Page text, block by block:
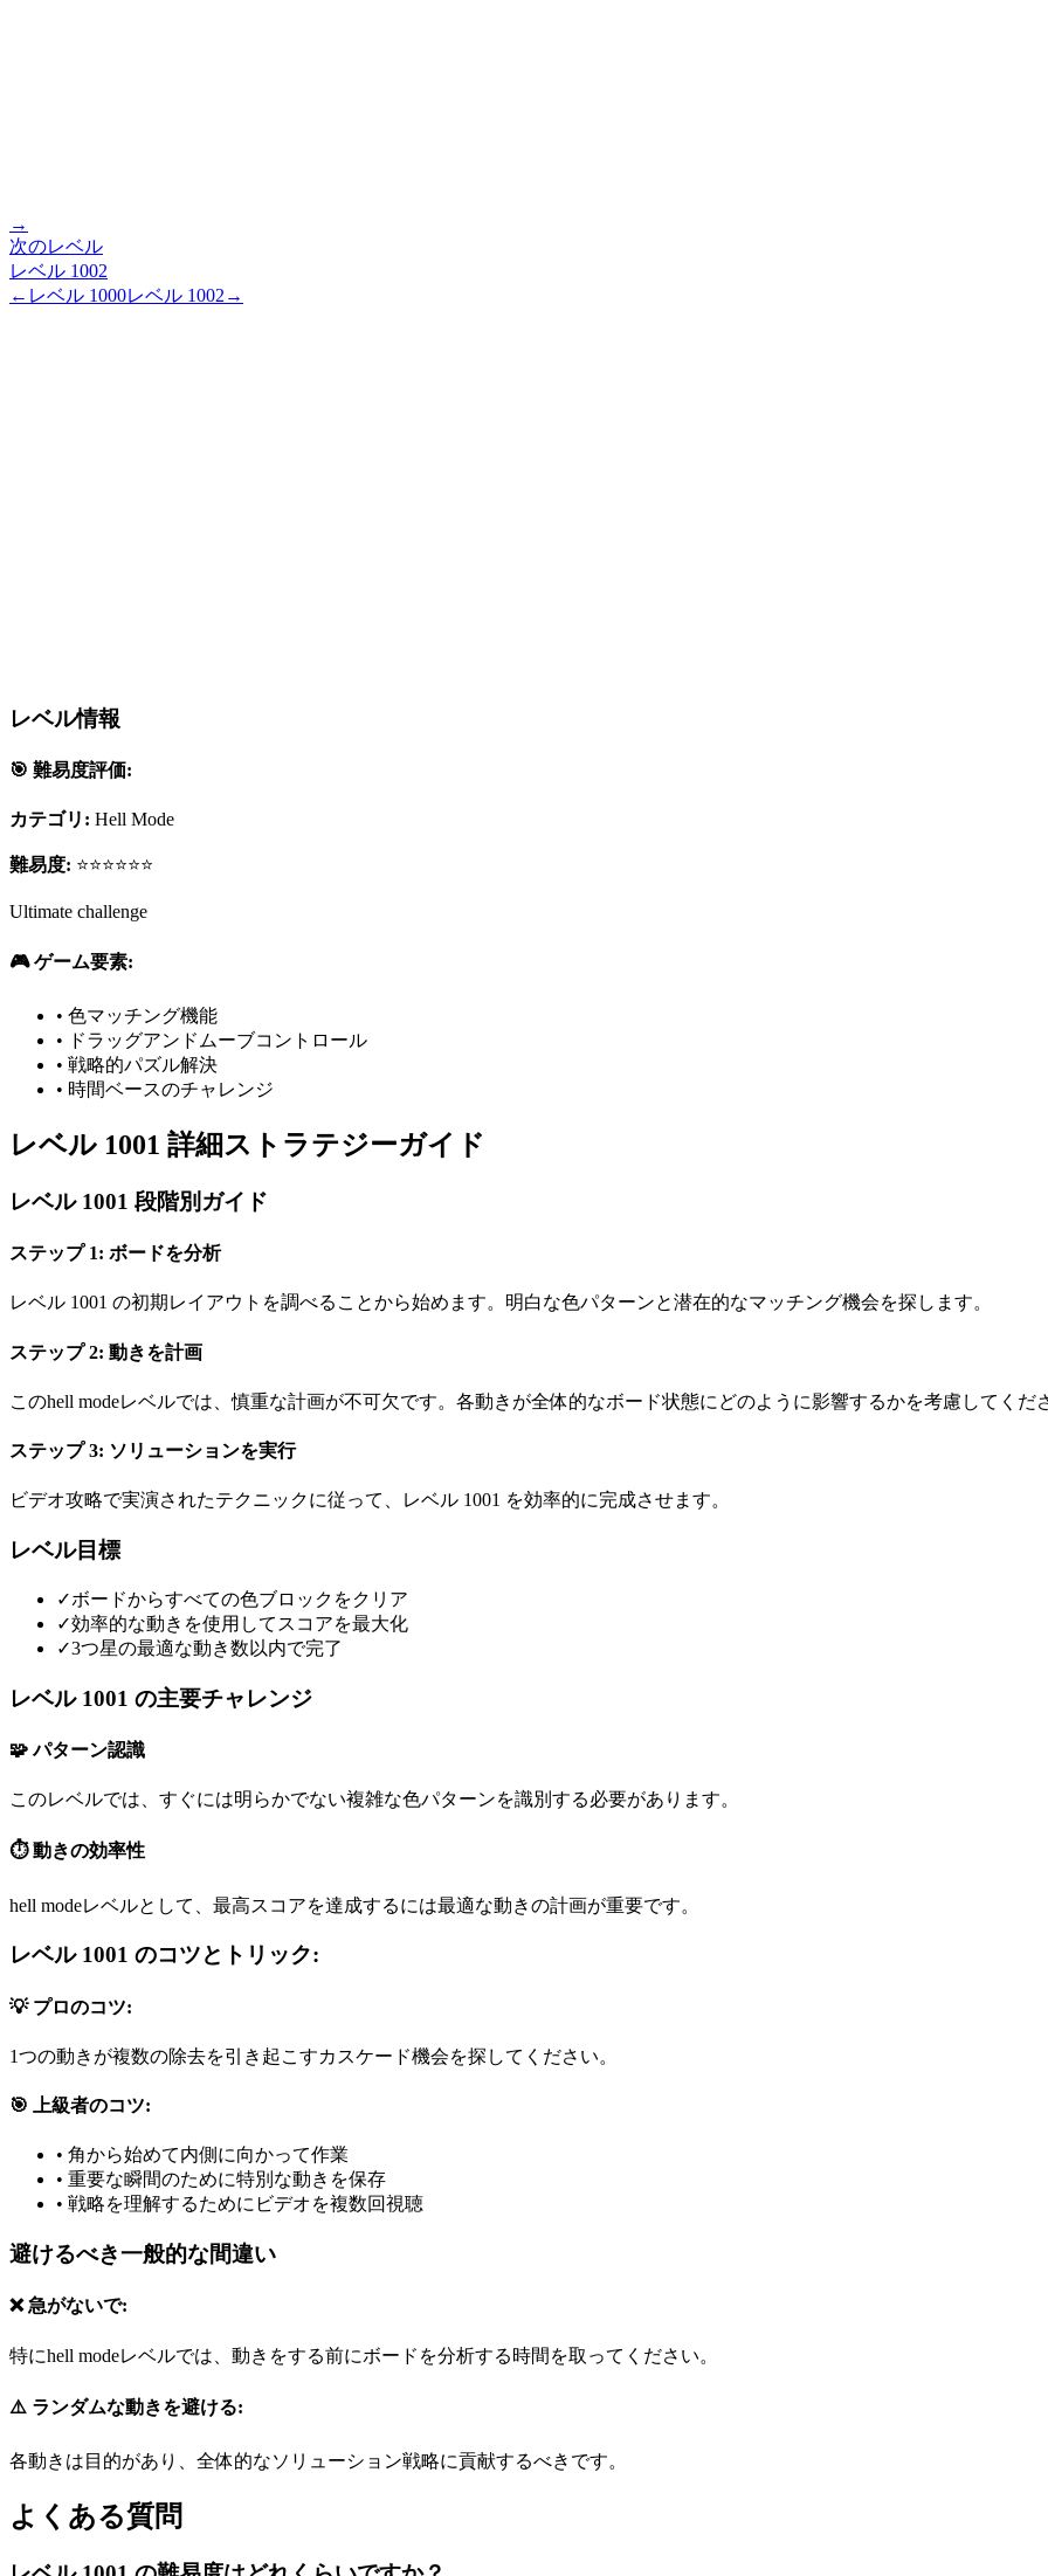
→
次のレベル
レベル 1002
← レベル 1000レベル 1002 →
レベル情報
🎯 難易度評価:
カテゴリ: Hell Mode
難易度: ⭐⭐⭐⭐⭐⭐
Ultimate challenge
🎮 ゲーム要素:
• 色マッチング機能
• ドラッグアンドムーブコントロール
• 戦略的パズル解決
• 時間ベースのチャレンジ
レベル 1001 詳細ストラテジーガイド
レベル 1001 段階別ガイド
ステップ 1: ボードを分析
レベル 1001 の初期レイアウトを調べることから始めます。明白な色パターンと潜在的なマッチング機会を探します。
ステップ 2: 動きを計画
このhell modeレベルでは、慎重な計画が不可欠です。各動きが全体的なボード状態にどのように影響するかを考慮してくだ
ステップ 3: ソリューションを実行
ビデオ攻略で実演されたテクニックに従って、レベル 1001 を効率的に完成させます。
レベル目標
✓ボードからすべての色ブロックをクリア
✓効率的な動きを使用してスコアを最大化
✓3つ星の最適な動き数以内で完了
レベル 1001 の主要チャレンジ
🧩 パターン認識
このレベルでは、すぐには明らかでない複雑な色パターンを識別する必要があります。
⏱️ 動きの効率性
hell modeレベルとして、最高スコアを達成するには最適な動きの計画が重要です。
レベル 1001 のコツとトリック:
💡 プロのコツ:
1つの動きが複数の除去を引き起こすカスケード機会を探してください。
🎯 上級者のコツ:
• 角から始めて内側に向かって作業
• 重要な瞬間のために特別な動きを保存
• 戦略を理解するためにビデオを複数回視聴
避けるべき一般的な間違い
❌ 急がないで:
特にhell modeレベルでは、動きをする前にボードを分析する時間を取ってください。
⚠️ ランダムな動きを避ける:
各動きは目的があり、全体的なソリューション戦略に貢献するべきです。
よくある質問